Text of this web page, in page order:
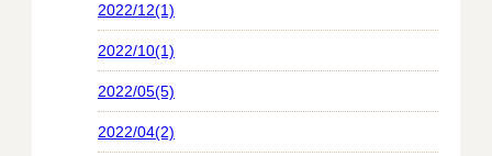
2022/12(1)
2022/10(1)
2022/05(5)
2022/04(2)